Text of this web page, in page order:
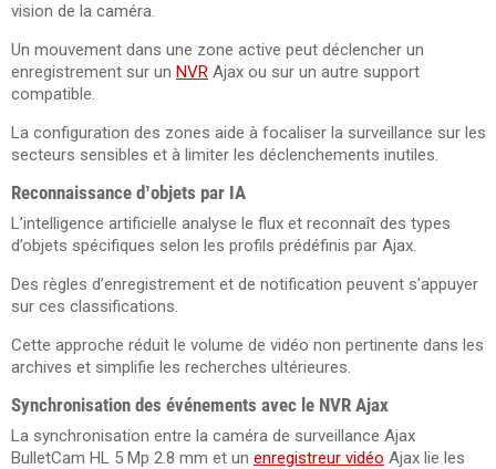
vision de la caméra.
Un mouvement dans une zone active peut déclencher un
enregistrement sur un NVR Ajax ou sur un autre support
compatible.
La configuration des zones aide à focaliser la surveillance sur les
secteurs sensibles et à limiter les déclenchements inutiles.
Reconnaissance d’objets par IA
L’intelligence artificielle analyse le flux et reconnaît des types
d’objets spécifiques selon les profils prédéfinis par Ajax.
Des règles d’enregistrement et de notification peuvent s’appuyer
sur ces classifications.
Cette approche réduit le volume de vidéo non pertinente dans les
archives et simplifie les recherches ultérieures.
Synchronisation des événements avec le NVR Ajax
La synchronisation entre la caméra de surveillance Ajax
BulletCam HL 5 Mp 2.8 mm et un enregistreur vidéo Ajax lie les